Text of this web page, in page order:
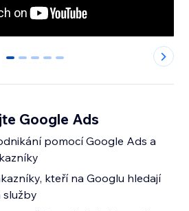
0 1 2 3 4
Google Ads
pomocí Google Ads a
kteří na Googlu hledají
služby